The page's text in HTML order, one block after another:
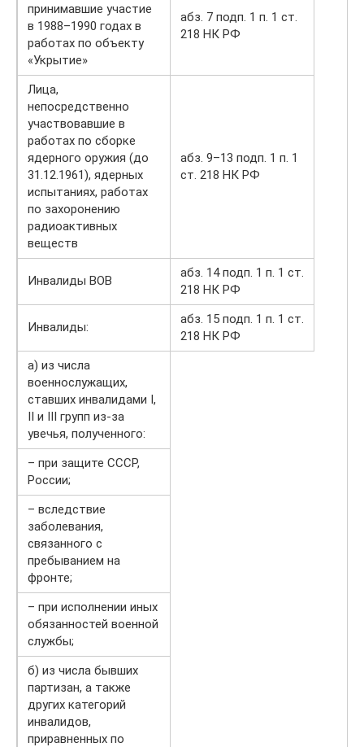
принимавшие участие
в 1988–1990 годах в
работах по объекту
«Укрытие»
абз. 7 подп. 1 п. 1 ст.
218 НК РФ
Лица,
непосредственно
участвовавшие в
работах по сборке
ядерного оружия (до
31.12.1961), ядерных
испытаниях, работах
по захоронению
радиоактивных
веществ
абз. 9–13 подп. 1 п. 1
ст. 218 НК РФ
Инвалиды ВОВ
абз. 14 подп. 1 п. 1 ст.
218 НК РФ
Инвалиды:
абз. 15 подп. 1 п. 1 ст.
218 НК РФ
а) из числа
военнослужащих,
ставших инвалидами I,
II и III групп из-за
увечья, полученного:
– при защите СССР,
России;
– вследствие
заболевания,
связанного с
пребыванием на
фронте;
– при исполнении иных
обязанностей военной
службы;
б) из числа бывших
партизан, а также
других категорий
инвалидов,
приравненных по